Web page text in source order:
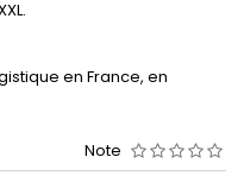
en France, en
Note